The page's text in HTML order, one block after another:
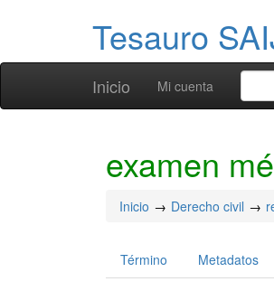
Tesauro
Inicio Mi cuenta
examen
Inicio Derecho civil
Término Metadatos